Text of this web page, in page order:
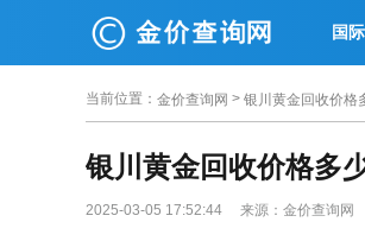
国
当前位置 ： 金价查询网 > 银川黄金回收价格
银川黄金回收价格多
2025-03-05 17:52:44 来源：金价查询网